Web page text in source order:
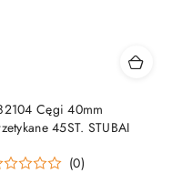
Cęgi 40mm
45ST. STUBAI
(0)